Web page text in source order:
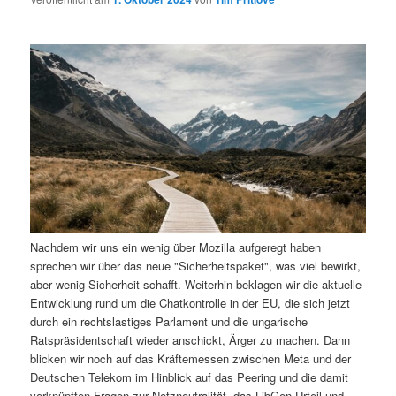
ä
e
n
I
n
h
a
l
n
ä
r
e
n
I
n
h
a
v
g
a
t
i
o
n
Nachdem wir uns ein wenig über Mozilla aufgeregt haben
sprechen wir über das neue "Sicherheitspaket", was viel bewirkt,
aber wenig Sicherheit schafft. Weiterhin beklagen wir die aktuelle
Entwicklung rund um die Chatkontrolle in der EU, die sich jetzt
durch ein rechtslastiges Parlament und die ungarische
Ratspräsidentschaft wieder anschickt, Ärger zu machen. Dann
blicken wir noch auf das Kräftemessen zwischen Meta und der
Deutschen Telekom im Hinblick auf das Peering und die damit